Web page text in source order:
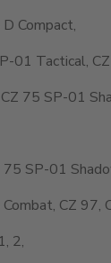
Compact,
01 Tactical,
75 SP-01
SP-01
CZ 97,
2,